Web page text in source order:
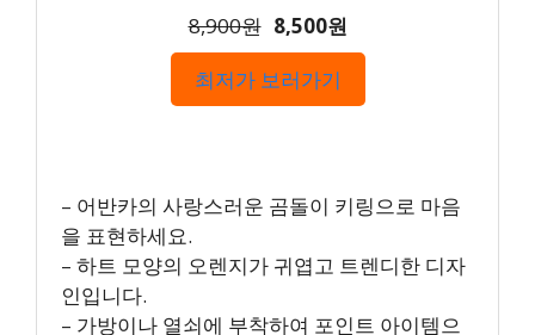
8,900원 8,500원
최저가 보러가기
– 어반카의 사랑스러운 곰돌이 키링으로 마음
을 표현하세요.
– 하트 모양의 오렌지가 귀엽고 트렌디한 디자
인입니다.
– 가방이나 열쇠에 부착하여 포인트 아이템으